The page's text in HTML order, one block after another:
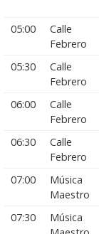
05:00
Calle
Febrero
05:30
Calle
Febrero
06:00
Calle
Febrero
06:30
Calle
Febrero
07:00
Música
Maestro
07:30
Música